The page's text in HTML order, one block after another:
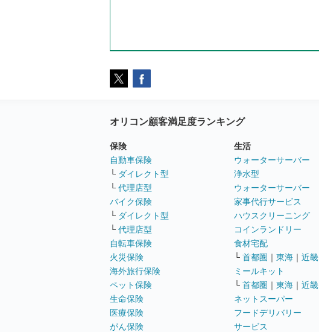
オリコン顧客満足度ランキング
保険
自動車保険
└ ダイレクト型
└ 代理店型
バイク保険
└ ダイレクト型
└ 代理店型
自転車保険
火災保険
海外旅行保険
ペット保険
生命保険
医療保険
がん保険
生活
ウォーターサーバー
浄水型
ウォーターサーバー
家事代行サービス
ハウスクリーニング
コインランドリー
食材宅配
└ 首都圏 ｜ 東海 ｜ 近畿
ミールキット
└ 首都圏 ｜ 東海 ｜ 近畿
ネットスーパー
フードデリバリー
サービス